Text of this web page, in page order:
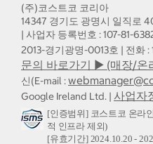
(주)코스트코 코리아
14347 경기도 광명시 일직로
| 사업자 등록번호 : 107-81-
2013-경기광명-0013호 | 전화
문의 바로가기 ▶ (매장/온
신(E-mail :
Google Ireland Ltd. | 사업자
[인증범위] 코스트코 온라
적 인프라 제외)
[유효기간] 2024.10.20 -